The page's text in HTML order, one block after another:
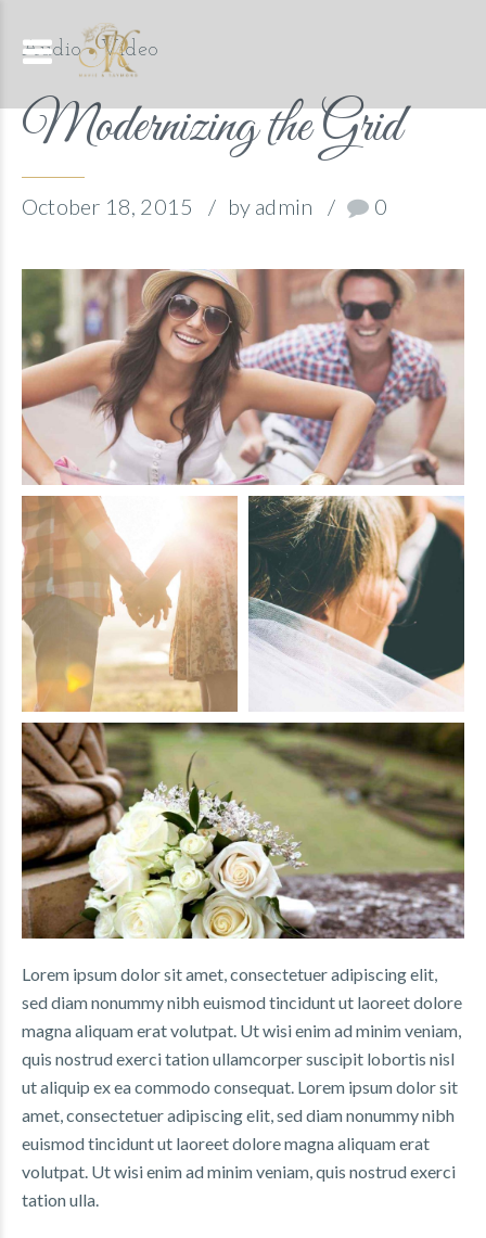
Audio Video
Modernizing the Grid
October 18, 2015 by admin 0
Lorem ipsum dolor sit amet, consectetuer adipiscing elit,
sed diam nonummy nibh euismod tincidunt ut laoreet dolore
magna aliquam erat volutpat. Ut wisi enim ad minim veniam,
quis nostrud exerci tation ullamcorper suscipit lobortis nisl
ut aliquip ex ea commodo consequat. Lorem ipsum dolor sit
amet, consectetuer adipiscing elit, sed diam nonummy nibh
euismod tincidunt ut laoreet dolore magna aliquam erat
volutpat. Ut wisi enim ad minim veniam, quis nostrud exerci
tation ulla.